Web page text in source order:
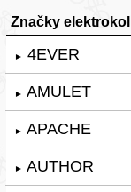
Značky elektrokol
► 4EVER
► AMULET
► APACHE
► AUTHOR